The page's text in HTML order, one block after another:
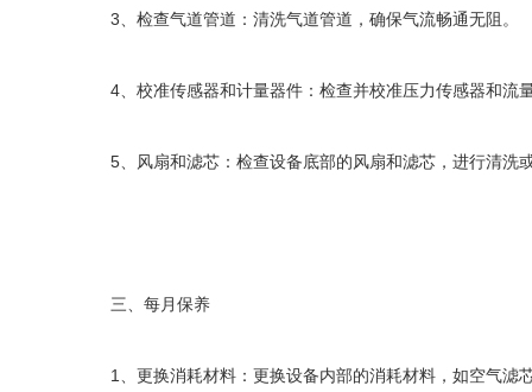
3、检查气道管道：清洗气道管道，确保气流畅通无阻。
4、校准传感器和计量器件：检查并校准压力传感器和流
5、风扇和滤芯：检查设备底部的风扇和滤芯，进行清洗
三、每月保养
1、更换消耗材料：更换设备内部的消耗材料，如空气滤